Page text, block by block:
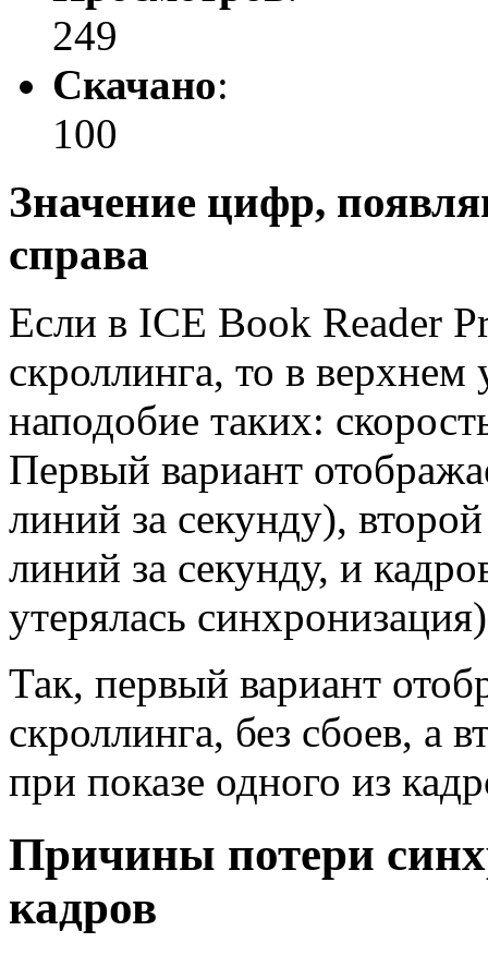
249
Скачано:
100
Значение цифр,
справа
Если в ICE Book Reader
скроллинга, то в
наподобие таких:
Первый вариант
линий за секунду),
линий за секунду, и
утерялась
Так, первый вариант
скроллинга, без сбоев, а
при показе одного из
Причины потери
кадров